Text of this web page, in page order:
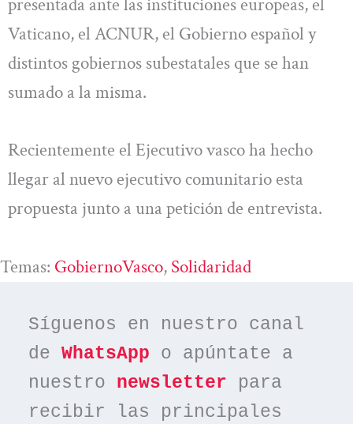
Vaticano, el ACNUR, el Gobierno español y
distintos gobiernos subestatales que se han
sumado a la misma.
Recientemente el Ejecutivo vasco ha hecho
llegar al nuevo ejecutivo comunitario esta
propuesta junto a una petición de entrevista.
Temas: GobiernoVasco, Solidaridad
Síguenos en nuestro canal
de WhatsApp o apúntate a
nuestro newsletter para
recibir las principales